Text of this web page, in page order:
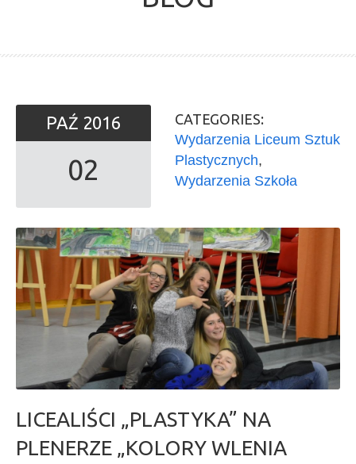
PAŹ 2016
02
CATEGORIES:
Wydarzenia Liceum Sztuk
Plastycznych,
Wydarzenia Szkoła
LICEALIŚCI „PLASTYKA” NA
PLENERZE „KOLORY WLENIA